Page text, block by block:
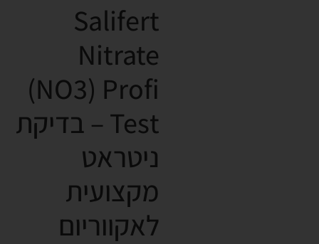
Salifert
Nitrate
(NO3) Profi
Test – בדיקת
ניטראט
מקצועית
לאקווריום